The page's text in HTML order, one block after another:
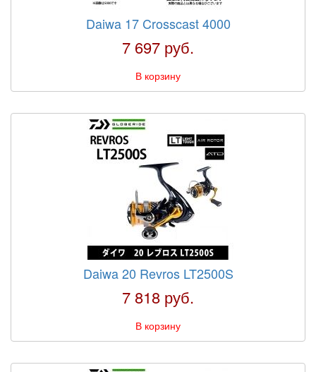
Daiwa 17 Crosscast 4000
7 697 руб.
В корзину
Daiwa 20 Revros LT2500S
7 818 руб.
В корзину